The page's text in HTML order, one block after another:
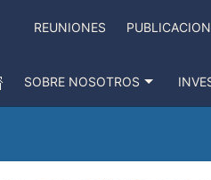
REUNIONES
SOBRE NOSOTROS